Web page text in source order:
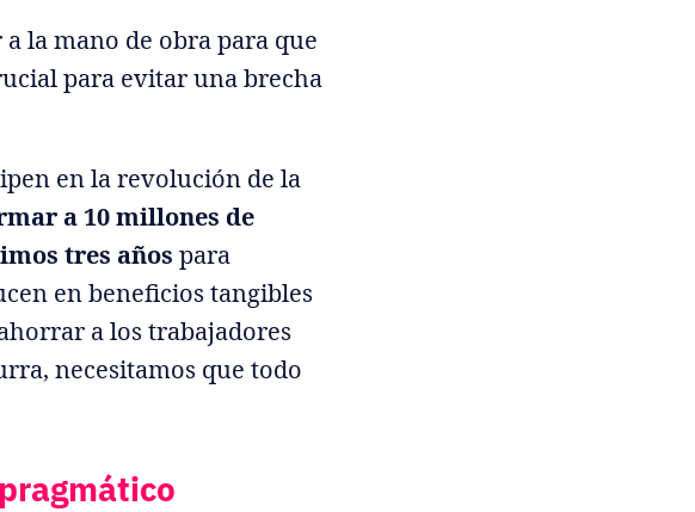
la mano de obra para que
para evitar una brecha
en la revolución de la
a 10 millones de
tres años para
en beneficios tangibles
a los trabajadores
necesitamos que todo